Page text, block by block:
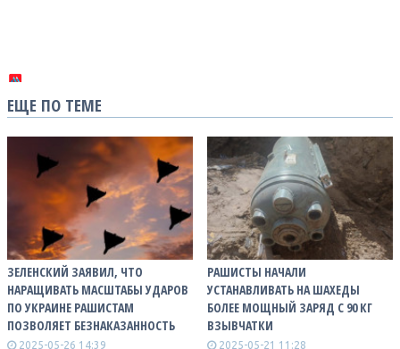
ЕЩЕ ПО ТЕМЕ
ЗЕЛЕНСКИЙ ЗАЯВИЛ, ЧТО
НАРАЩИВАТЬ МАСШТАБЫ УДАРОВ
ПО УКРАИНЕ РАШИСТАМ
ПОЗВОЛЯЕТ БЕЗНАКАЗАННОСТЬ
2025-05-26 14:39
РАШИСТЫ НАЧАЛИ
УСТАНАВЛИВАТЬ НА ШАХЕДЫ
БОЛЕЕ МОЩНЫЙ ЗАРЯД С 90 КГ
ВЗЫВЧАТКИ
2025-05-21 11:28